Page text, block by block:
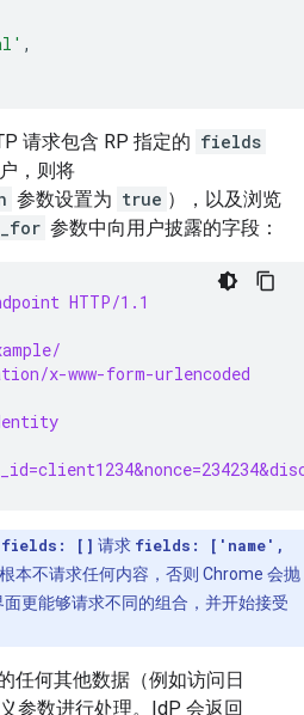
,
请求包含 RP 指定的 fields
，则将
参数设置为 true ），以及浏览
参数中向用户披露的字段：
HTTP/1.1
x-www-form-urlencoded
fields: [] 请求 fields: ['name',
根本不请求任何内容，否则 Chrome 会抛
更能够请求不同的组合，并开始接受
任何其他数据（例如访问日
参数进行处理。IdP 会返回